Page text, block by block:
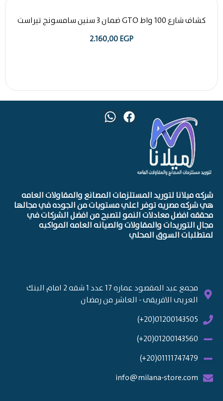
كشاف شارع 100 واط GTO ضمان 3 سنين سامسونج تيراست
2.160,00EGP
شركه ميلانا لتوريد المستلزمات المصانع والمقاولات العامه
هي شركه مصريه توفر اعلي مستويات من الجوده في مجالها
محققه افضل معادلات النمو لتصبح من افضل الشركات في
مجال التوريدات والمقاولات والصيانه العامه المواكبه
لمتطلبات السوق المحلي
مجمع عبد المقصود عماره 17 عدد 1 شقه 2 امام البنك
العربى الافريقى - العاشر من رمضان
01200143505(20+)
01200143560(20+)
01111747479(20+)
info@milana-store.com